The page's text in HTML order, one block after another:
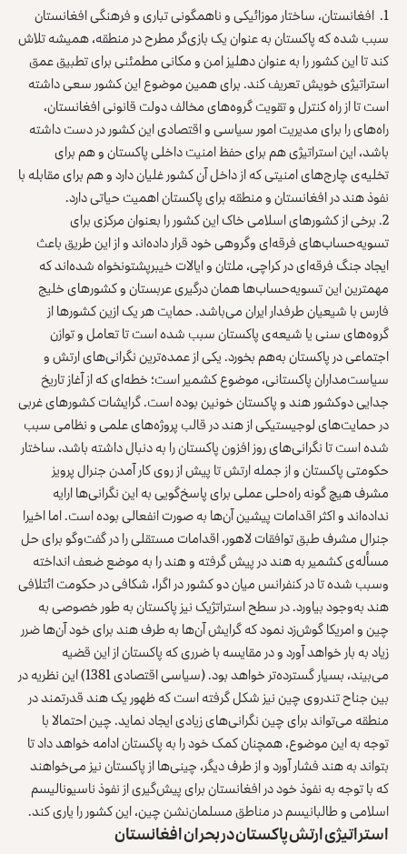
1. افغانستان، ساختار موزائیکی و ناهمگونی تباری و فرهنگی ‌افغانستان
سبب شده که پاکستان به عنوان یک بازی‌گر مطرح در منطقه، همیشه تلاش
کند تا این کشور را به عنوان دهلیز امن و مکانی مطمئنی برای تطبیق عمق
استراتیژی خویش تعریف کند. برای همین موضوع این کشور سعی داشته
است تا از راه کنترل و تقویت گروه‌های مخالف دولت قانونی افغانستان،
راه‌های را برای مدیریت امور سیاسی و اقتصادی این کشور در دست داشته
باشد، این استراتیژی هم برای حفظ امنیت داخلی پاکستان و هم برای
تخلیه‌ی چارج‌های امنیتی که از داخل آن کشور غلیان دارد و هم برای مقابله با
نفوذ هند در افغانستان و منطقه برای پاکستان اهمیت حیاتی دارد.
2. برخی از کشورهای اسلامی خاک این کشور را بعنوان مرکزی برای
تسویه‌حساب‌های فرقه‌ای وگروهی خود قرار داده‌اند و از این طریق باعث
ایجاد جنگ فرقه‌ای در کراچی، ملتان و ایالات خیبرپشتونخواه شده‌اند که
مهمترین این تسویه‌حساب‌ها همان درگیری عربستان و کشورهای خلیج
فارس با شیعیان طرفدار ایران می‌باشد. حمایت هر یک ازین کشور‌ها از
گروه‌های سنی یا شیعه‌ی پاکستان سبب شده است تا تعامل و توازن
اجتماعی در پاکستان به‌هم بخورد. یکی از عمده‌ترین نگرانی‌های ارتش و
سیاست‌مداران پاکستانی، موضوع کشمیر است؛ خطه‌ای که از آغاز تاریخ
جدایی دوکشور هند و پاکستان خونین بوده است. گرایشات کشورهای غربی
در حمایت‌های لوجیستیکی از هند در قالب پروژه‌های علمی و نظامی سبب
شده است تا نگرانی‌های روز افزون پاکستان را به دنبال داشته باشد، ساختار
حکومتی پاکستان و از جمله ارتش تا پیش از روی کار آمدن جنرال پرویز
مشرف هیچ گونه راه‌حلی عملی برای پاسخ‌گویی به این نگرانی‌ها ارایه
نداده‌اند و اکثر اقدامات پیشین آن‌ها به صورت انفعالی بوده است. اما اخیرا
جنرال مشرف طبق توافقات لاهور، اقدامات مستقلی را در گفت‌وگو برای حل
مسأله‌ی کشمیر به هند در پیش گرفته و هند را به موضع ضعف انداخته
وسبب شده تا در کنفرانس میان دو کشور در اگرا، شکافی در حکومت ائتلافی
هند به‌وجود بیاورد. در سطح استراتژیک نیز پاکستان به طور خصوصی به
چین و امریکا گوش‌زد نمود که گرایش آن‌ها به طرف هند برای خود آن‌ها ضرر
زیاد به بار خواهد آورد و در مقایسه با ضرری که پاکستان از این قضیه
می‌بیند، بسیار گسترده‌تر خواهد بود. (سیاسی اقتصادی 1381) این نظریه در
بین جناح تندروی چین نیز شکل گرفته است که ظهور یک هند قدرتمند در
منطقه می‌تواند برای چین نگرانی‌های زیادی ایجاد نماید. چین احتمالا با
توجه به این موضوع، همچنان کمک خود را به پاکستان ادامه خواهد داد تا
بتواند به هند فشار آورد و از طرف دیگر، چینی‌ها از پاکستان نیز می‌خواهند
که با توجه به نفوذ خود در افغانستان برای پیش‌گیری از نفوذ ناسیونالیسم
اسلامی و طالبانیسم در مناطق مسلمان‌نشن چین، این کشور را یاری کند.
استراتیژی ارتش پاکستان در بحران افغانستان